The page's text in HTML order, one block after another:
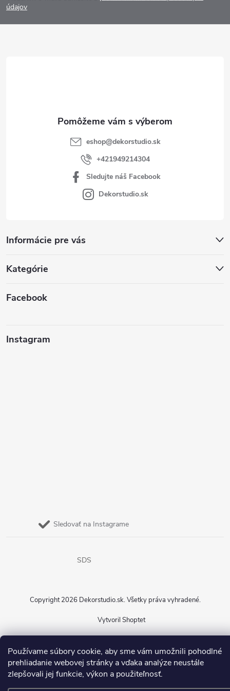
Používame súbory cookie, aby sme vám umožnili pohodlné
prehliadanie webovej stránky a vďaka analýze neustále
zlepšovali jej funkcie, výkon a použiteľnosť.
púdajov
Informácie pre vás
Kategórie
Facebook
Instagram
Sledovať na Instagrame
eshop@dekorstudio.sk
+421949214304
Sledujte náš Facebook
Dekorstudio.sk
SDS
Vytvoril Shoptet
Copyright 2026 Dekorstudio.sk. Všetky práva vyhradené.